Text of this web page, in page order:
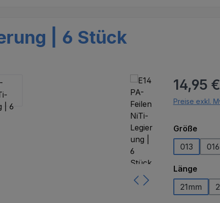
| 6 Stück
Regulärer
14,95 €
Preise exkl.
Größe
013
016
Länge
21mm